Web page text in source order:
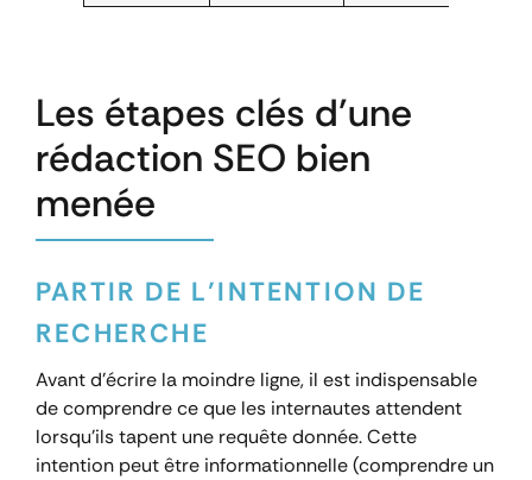
Les étapes clés d’une
rédaction SEO bien
menée
PARTIR DE L’INTENTION DE
RECHERCHE
Avant d’écrire la moindre ligne, il est indispensable
de comprendre ce que les internautes attendent
lorsqu’ils tapent une requête donnée. Cette
intention peut être informationnelle (comprendre un